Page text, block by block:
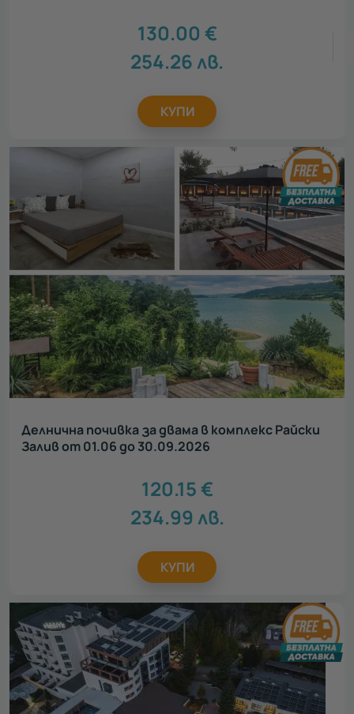
130.00 €
254.26лв.
КУПИ
Делнична почивка за двама в комплекс Райски
Залив от 01.06 до 30.09.2026
120.15€
234.99 лв.
КУПИ